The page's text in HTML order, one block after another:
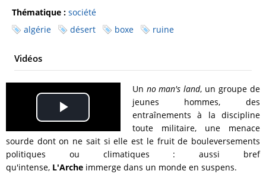
Thématique : société
algérie
désert boxe ruine
Vidéos
Play
Video
Un no man's land, un groupe de
jeunes hommes, des
entraînements à la discipline
toute militaire, une menace
sourde dont on ne sait si elle est le fruit de bouleversements
politiques ou climatiques : aussi bref
qu'intense, L'Arche immerge dans un monde en suspens.